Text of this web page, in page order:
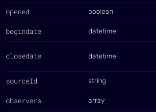
opened boolean
begindate datetime
closedate datetime
sourceId string
observers array